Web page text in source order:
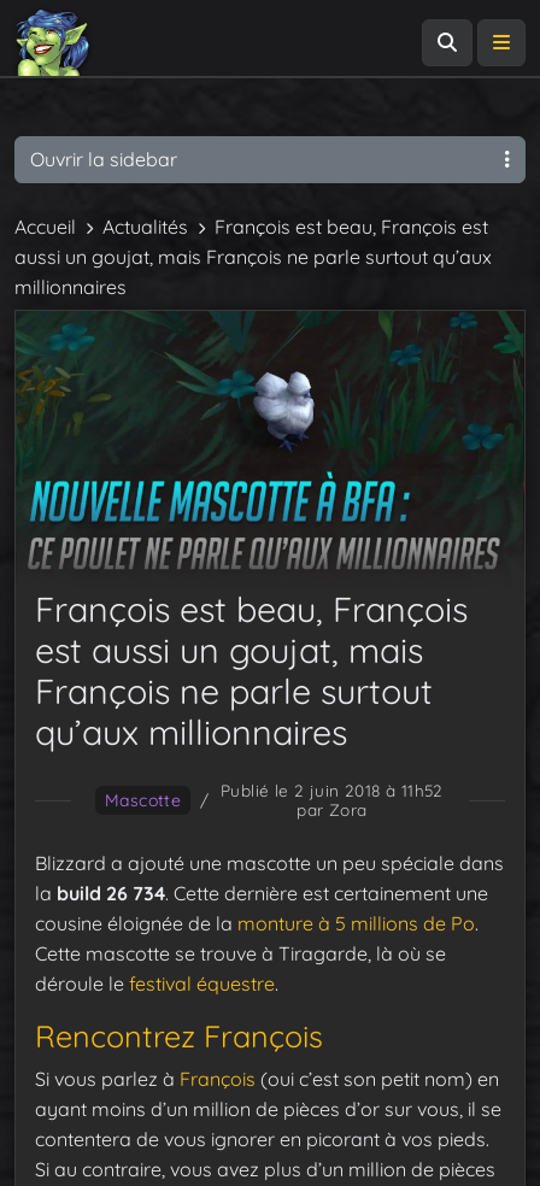
Accueil Actualités
François est beau, François est
aussi un goujat, mais François ne parle surtout qu’aux
millionnaires
François est beau, François
est aussi un goujat, mais
François ne parle surtout
qu’aux millionnaires
Mascotte /
Publié le 2 juin 2018 à 11h52
par Zora
Blizzard a ajouté une mascotte un peu spéciale dans
la build 26 734. Cette dernière est certainement une
cousine éloignée de la monture à 5 millions de Po.
Cette mascotte se trouve à Tiragarde, là où se
déroule le festival équestre.
Rencontrez François
Si vous parlez à François (oui c’est son petit nom) en
ayant moins d’un million de pièces d’or sur vous, il se
contentera de vous ignorer en picorant à vos pieds.
Si au contraire, vous avez plus d’un million de pièces
Ouvrir la sidebar